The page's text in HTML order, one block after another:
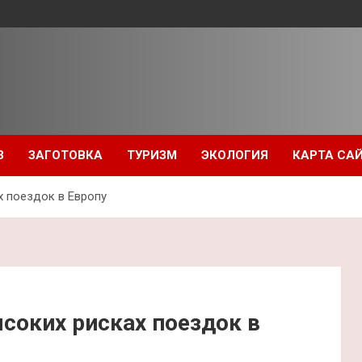
ЗАГОТОВКА ТУРИЗМ ЭКОЛОГИЯ КАРТА
поездок в Европу
рисках поездок в